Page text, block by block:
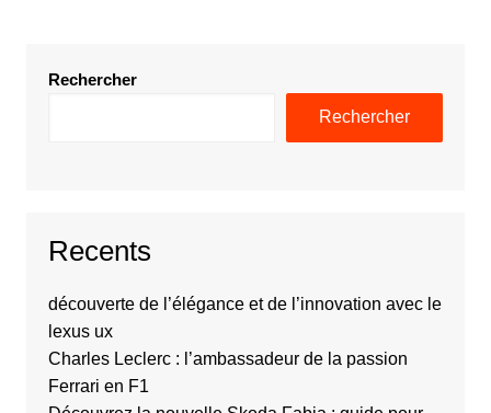
Rechercher
Rechercher
Recents
découverte de l’élégance et de l’innovation avec le
lexus ux
Charles Leclerc : l’ambassadeur de la passion
Ferrari en F1